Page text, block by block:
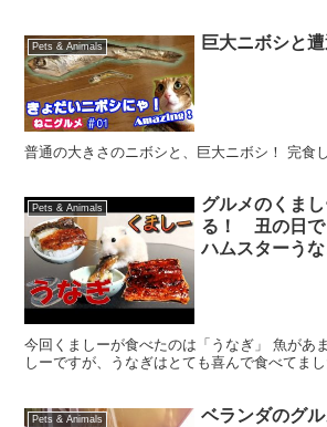
Pets & Animals 巨大ニボシと
普通の大きさのニボシと、巨大ニボシ！ 完食
Pets & Animals
グルメのくま
る！ 丑の日
ハムスターうな
今回くましーが食べたのは「うなぎ」 魚があ
しーですが、うなぎはとても喜んで食べてまし
Pets & Animals ベランダのグル